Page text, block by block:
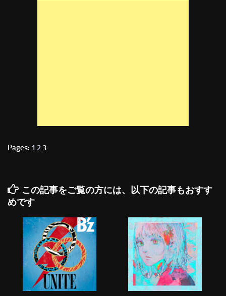
Pages: 1 2 3
この記事をご覧の方には、以下の記事もおすす
めです